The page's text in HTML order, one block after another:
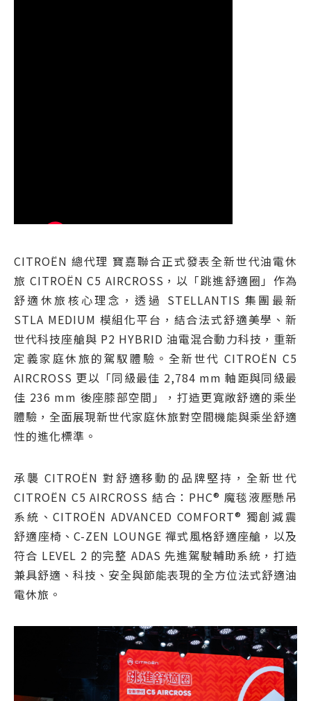
CITROËN 總代理 寶嘉聯合正式發表全新世代油電休
旅 CITROËN C5 AIRCROSS，以「跳進舒適圈」作為
舒適休旅核心理念，透過 STELLANTIS 集團最新
STLA MEDIUM 模組化平台，結合法式舒適美學、新
世代科技座艙與 P2 HYBRID 油電混合動力科技，重新
定義家庭休旅的駕馭體驗。全新世代 CITROËN C5
AIRCROSS 更以「同級最佳 2,784 mm 軸距與同級最
佳 236 mm 後座膝部空間」，打造更寬敞舒適的乘坐
體驗，全面展現新世代家庭休旅對空間機能與乘坐舒適
性的進化標準。
承襲 CITROËN 對舒適移動的品牌堅持，全新世代
CITROËN C5 AIRCROSS 結合：PHC® 魔毯液壓懸吊
系統、CITROËN ADVANCED COMFORT® 獨創減震
舒適座椅、C-ZEN LOUNGE 禪式風格舒適座艙，以及
符合 LEVEL 2 的完整 ADAS 先進駕駛輔助系統，打造
兼具舒適、科技、安全與節能表現的全方位法式舒適油
電休旅。